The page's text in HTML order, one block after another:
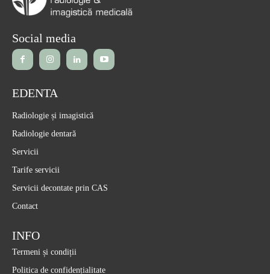
Social media
EDENTA
Radiologie și imagistică
Radiologie dentară
Servicii
Tarife servicii
Servicii decontate prin CAS
Contact
INFO
Termeni și condiții
Politica de confidențialitate